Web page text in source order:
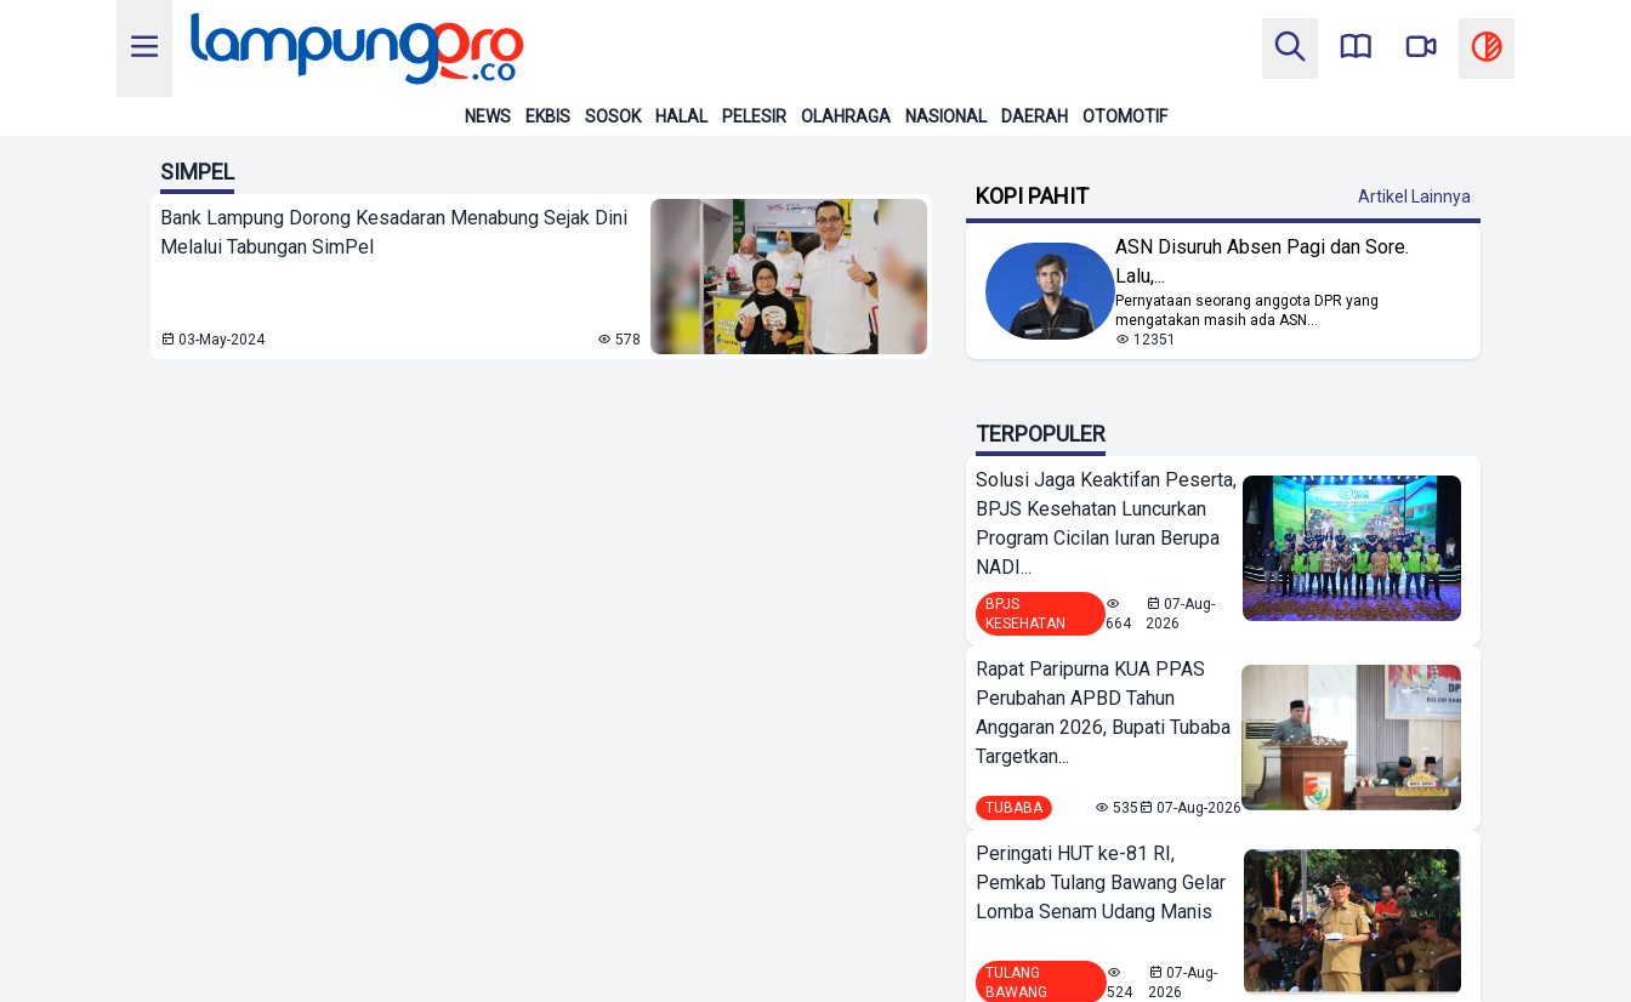
NEWS EKBIS SOSOK HALAL PELESIR OLAHRAGA NASIONAL DAERAH OTOMOTIF
SIMPEL
Bank Lampung Dorong Kesadaran Menabung Sejak Dini
Melalui Tabungan SimPel
03-May-2024 578
KOPI PAHIT Artikel Lainnya
ASN Disuruh Absen Pagi dan Sore.
Lalu,...
Pernyataan seorang anggota DPR yang
mengatakan masih ada ASN...
12351
TERPOPULER
Solusi Jaga Keaktifan Peserta,
BPJS Kesehatan Luncurkan
Program Cicilan Iuran Berupa
NADI...
BPJS
KESEHATAN
664
07-Aug-
2026
Rapat Paripurna KUA PPAS
Perubahan APBD Tahun
Anggaran 2026, Bupati Tubaba
Targetkan...
TUBABA 535 07-Aug-2026
Peringati HUT ke-81 RI,
Pemkab Tulang Bawang Gelar
Lomba Senam Udang Manis
TULANG
BAWANG
524
07-Aug-
2026